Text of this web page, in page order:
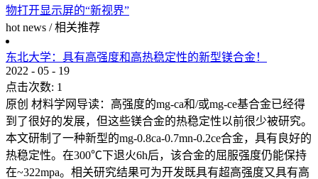
物打开显示屏的“新视界”
hot news / 相关推荐
东北大学：具有高强度和高热稳定性的新型镁合金！
2022 - 05 - 19
点击次数: 1
原创 材料学网导读：高强度的mg-ca和/或mg-ce基合金已经得
到了很好的发展，但这些镁合金的热稳定性以前很少被研究。
本文研制了一种新型的mg-0.8ca-0.7mn-0.2ce合金，具有良好的
热稳定性。在300℃下退火6h后，该合金的屈服强度仍能保持
在~322mpa。相关研究结果可为开发既具有超高强度又具有高